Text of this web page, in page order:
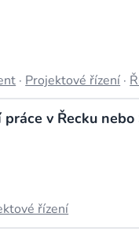
· Projektové řízení ·
v Řecku nebo
řízení